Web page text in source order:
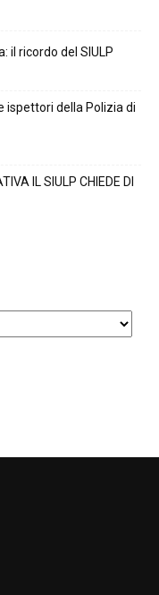
il ricordo del SIULP
ispettori della Polizia di
IL SIULP CHIEDE DI